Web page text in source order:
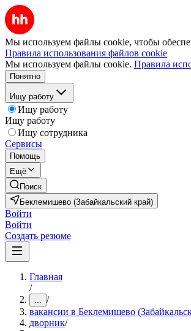
Мы используем файлы cookie, чтобы
Правила использования файлов cookie
Мы используем файлы cookie. Правила
Понятно
Ищу работу
Ищу работу
Ищу работу
Ищу сотрудника
Сервисы
Помощь
Ещё
Поиск
Беклемишево (Забайкальский край)
Войти
Войти
Создать резюме
Главная
/
... /
вакансии в Беклемишево
дворник/